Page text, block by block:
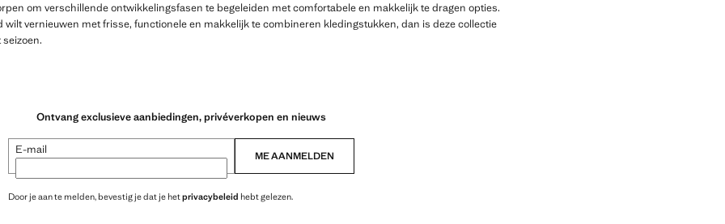
om verschillende ontwikkelingsfasen te begeleiden met comfortabele en makkelijk te dragen opties.
wilt vernieuwen met frisse, functionele en makkelijk te combineren kledingstukken, dan is deze collectie
Ontvang exclusieve aanbiedingen, privéverkopen en nieuws
E-mail ME AANMELDEN
Door je aan te melden, bevestig je dat je hetprivacybeleid hebt gelezen.